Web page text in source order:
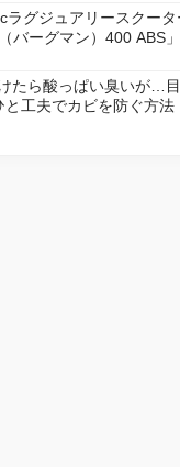
ラグジュアリースクータ
バーグマン）400 ABS
発売
たら酸っぱい臭いが…目
と工夫でカビを防ぐ方法